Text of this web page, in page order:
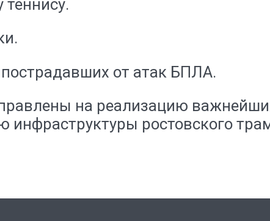
от атак БПЛА.
на реализацию
инфраструктуры ростовского